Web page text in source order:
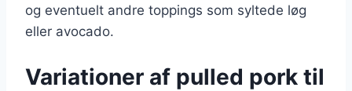
og eventuelt andre toppings som syltede løg
eller avocado.
Variationer af pulled pork til